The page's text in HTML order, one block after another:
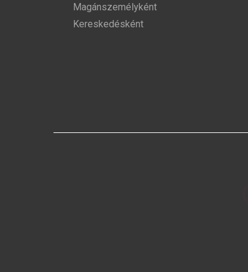
Magánszemélyként
Kereskedésként